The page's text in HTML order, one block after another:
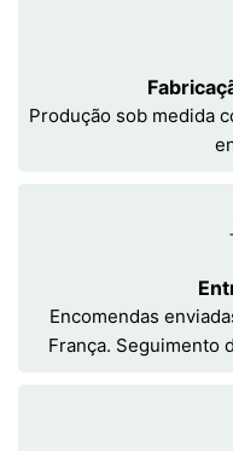
Produção sob medida
Encomendas
França. Seguimento